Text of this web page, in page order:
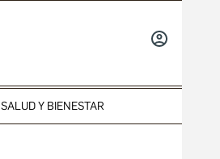
SALUD Y BIENESTAR